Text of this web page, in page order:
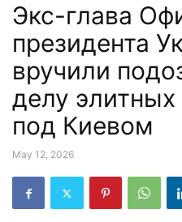
Экс-глава
президента
вручили
делу
под Киевом
May 12, 2026